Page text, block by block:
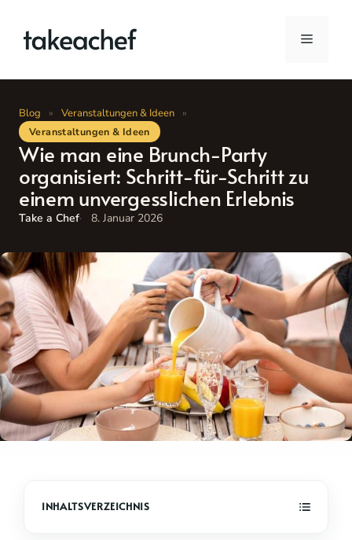
Inhalt
springen
Menü
Blog » Veranstaltungen & Ideen »
Veranstaltungen & Ideen
Wie man eine Brunch-Party
organisiert: Schritt-für-Schritt zu
einem unvergesslichen Erlebnis
Take a Chef 8. Januar 2026